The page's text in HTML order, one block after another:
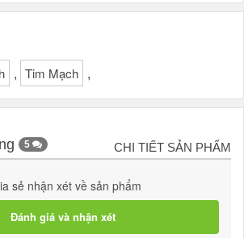
, Tim Mạch ,
5 CHI TIẾT SẢN PHẨM
sẻ nhận xét về sản phẩm
Đánh giá và nhận xét